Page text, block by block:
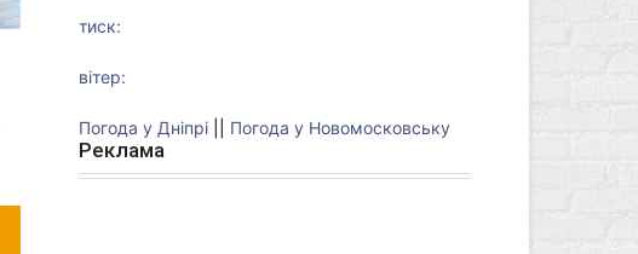
тиск:
вітер:
Погода у Дніпрі Погода у Новомосковську
Реклама